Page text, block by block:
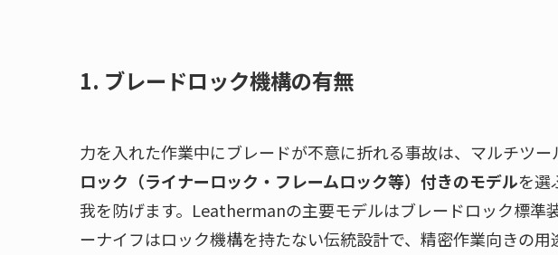
1. ブレードロック機構の有無
力を入れた作業中にブレードが不意に折れる事故は、マルチツー
ロック（ライナーロック・フレームロック等）付きのモデルを選
我を防げます。Leathermanの主要モデルはブレードロック標準
ーナイフはロック機構を持たない伝統設計で、精密作業向きの